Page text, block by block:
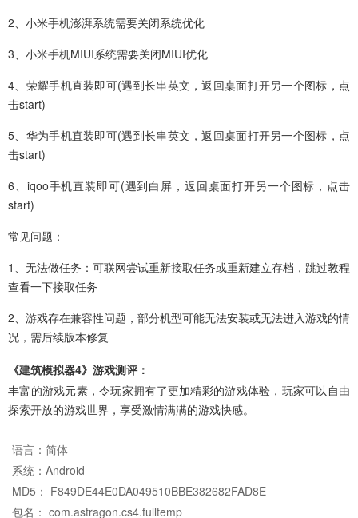
2、小米手机澎湃系统需要关闭系统优化
3、小米手机MIUI系统需要关闭MIUI优化
4、荣耀手机直装即可(遇到长串英文，返回桌面打开另一个图标，点
击start)
5、华为手机直装即可(遇到长串英文，返回桌面打开另一个图标，点
击start)
6、iqoo手机直装即可(遇到白屏，返回桌面打开另一个图标，点击
start)
常见问题：
1、无法做任务：可联网尝试重新接取任务或重新建立存档，跳过教程
查看一下接取任务
2、游戏存在兼容性问题，部分机型可能无法安装或无法进入游戏的情
况，需后续版本修复
《建筑模拟器4》游戏测评：
丰富的游戏元素，令玩家拥有了更加精彩的游戏体验，玩家可以自由
探索开放的游戏世界，享受激情满满的游戏快感。
语言： 简体
系统： Android
MD5： F849DE44E0DA049510BBE382682FAD8E
包名： com.astragon.cs4.fulltemp